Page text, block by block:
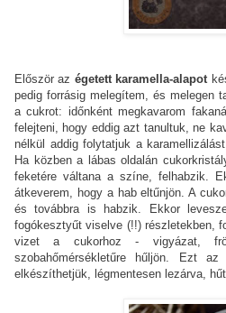
Először az égetett karamella-alapot
pedig forrásig melegítem, és melegen
a cukrot: időnként megkavarom
felejteni, hogy eddig azt tanultuk, ne
nélkül addig folytatjuk a
Ha közben a lábas oldalán
feketére váltana a színe, felhabzik.
átkeverem, hogy a hab eltűnjön. A
és továbbra is habzik. Ekkor
fogókesztyűt viselve (!!) részletekben,
vizet a cukorhoz - vigyázat,
szobahőmérsékletűre hűljön. Ezt
elkészíthetjük, légmentesen lezárva,